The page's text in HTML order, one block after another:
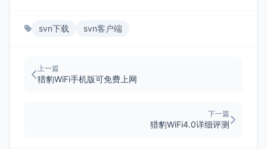
svn下载 svn客户端
上一篇
猎豹WiFi手机版可免费上网
下一篇
猎豹WiFi4.0详细评测